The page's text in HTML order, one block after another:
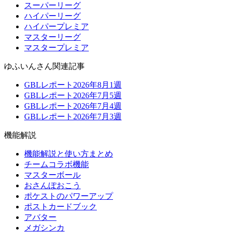
スーパーリーグ
ハイパーリーグ
ハイパープレミア
マスターリーグ
マスタープレミア
ゆふいんさん関連記事
GBLレポート2026年8月1週
GBLレポート2026年7月5週
GBLレポート2026年7月4週
GBLレポート2026年7月3週
機能解説
機能解説と使い方まとめ
チームコラボ機能
マスターボール
おさんぽおこう
ポケストのパワーアップ
ポストカードブック
アバター
メガシンカ